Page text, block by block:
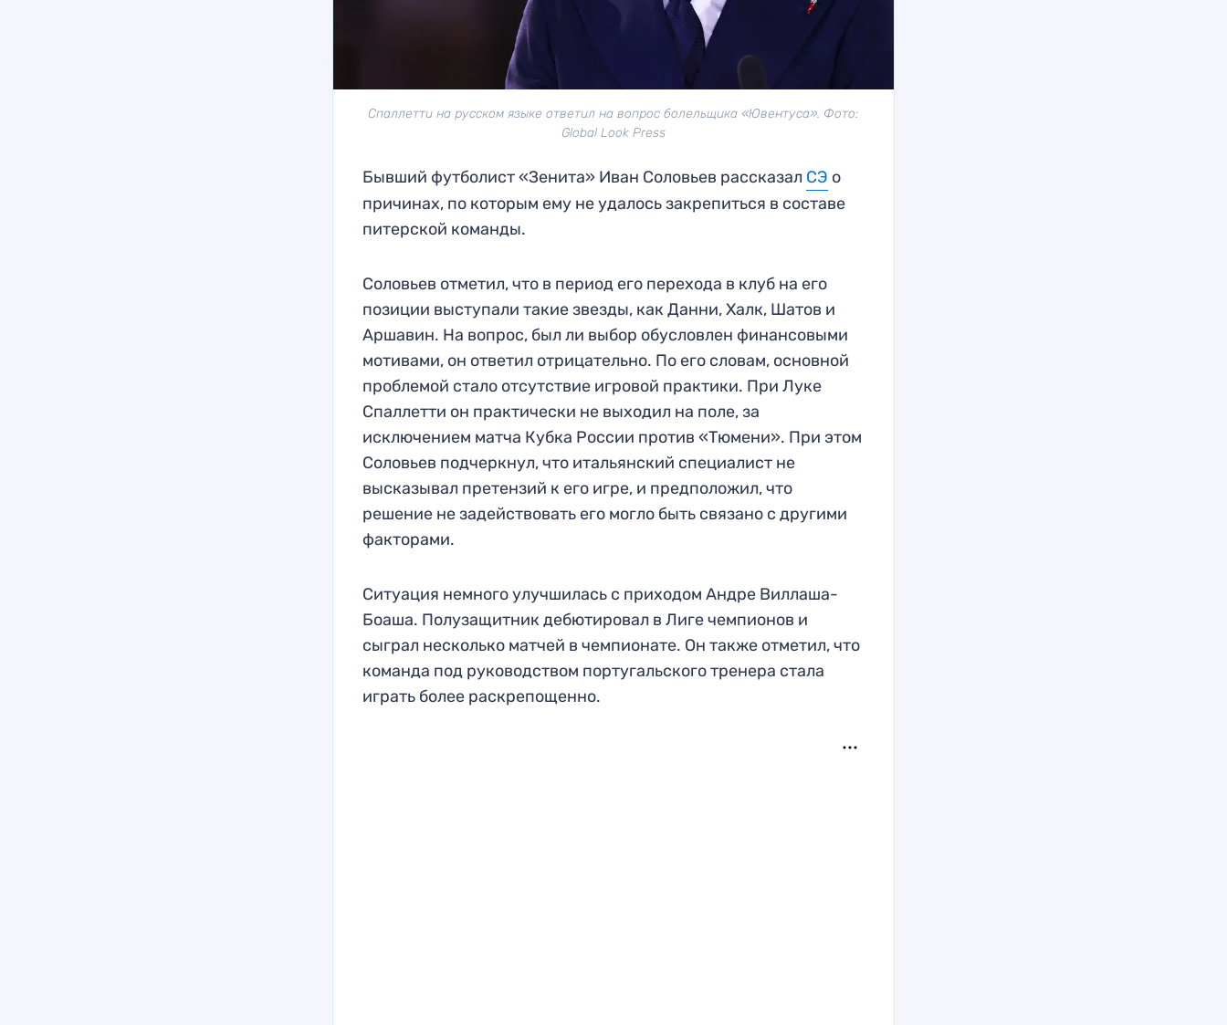
Спаллетти на русском языке ответил на вопрос болельщика «Ювентуса». Фото:
Global Look Press
Бывший футболист «Зенита» Иван Соловьев рассказал СЭ о
причинах, по которым ему не удалось закрепиться в составе
питерской команды.
Соловьев отметил, что в период его перехода в клуб на его
позиции выступали такие звезды, как Данни, Халк, Шатов и
Аршавин. На вопрос, был ли выбор обусловлен финансовыми
мотивами, он ответил отрицательно. По его словам, основной
проблемой стало отсутствие игровой практики. При Луке
Спаллетти он практически не выходил на поле, за
исключением матча Кубка России против «Тюмени». При этом
Соловьев подчеркнул, что итальянский специалист не
высказывал претензий к его игре, и предположил, что
решение не задействовать его могло быть связано с другими
факторами.
Ситуация немного улучшилась с приходом Андре Виллаша-
Боаша. Полузащитник дебютировал в Лиге чемпионов и
сыграл несколько матчей в чемпионате. Он также отметил, что
команда под руководством португальского тренера стала
играть более раскрепощенно.